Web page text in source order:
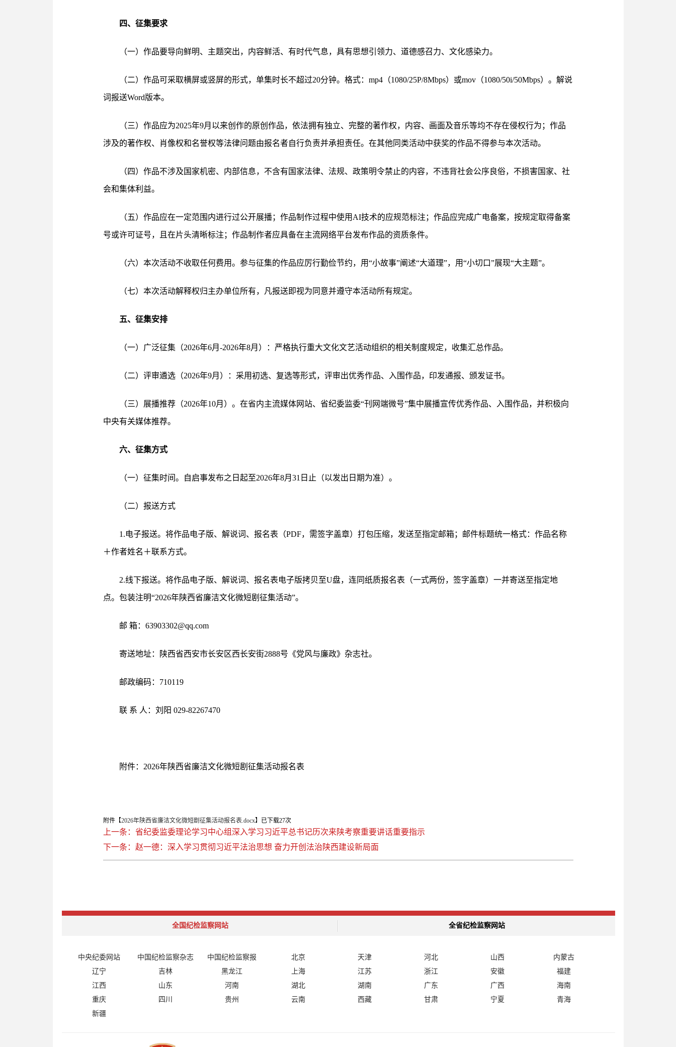
四、征集要求
（一）作品要导向鲜明、主题突出，内容鲜活、有时代气息，具有思想引领力、道德感召力、文化感染力。
（二）作品可采取横屏或竖屏的形式，单集时长不超过20分钟。格式：mp4（1080/25P/8Mbps）或mov（1080/50i/50Mbps）。解说
词报送Word版本。
（三）作品应为2025年9月以来创作的原创作品，依法拥有独立、完整的著作权，内容、画面及音乐等均不存在侵权行为；作品
涉及的著作权、肖像权和名誉权等法律问题由报名者自行负责并承担责任。在其他同类活动中获奖的作品不得参与本次活动。
（四）作品不涉及国家机密、内部信息，不含有国家法律、法规、政策明令禁止的内容，不违背社会公序良俗，不损害国家、社
会和集体利益。
（五）作品应在一定范围内进行过公开展播；作品制作过程中使用AI技术的应规范标注；作品应完成广电备案，按规定取得备案
号或许可证号，且在片头清晰标注；作品制作者应具备在主流网络平台发布作品的资质条件。
（六）本次活动不收取任何费用。参与征集的作品应厉行勤俭节约，用“小故事”阐述“大道理”，用“小切口”展现“大主题”。
（七）本次活动解释权归主办单位所有，凡报送即视为同意并遵守本活动所有规定。
五、征集安排
（一）广泛征集（2026年6月-2026年8月）：严格执行重大文化文艺活动组织的相关制度规定，收集汇总作品。
（二）评审遴选（2026年9月）：采用初选、复选等形式，评审出优秀作品、入围作品，印发通报、颁发证书。
（三）展播推荐（2026年10月）。在省内主流媒体网站、省纪委监委“刊网端微号”集中展播宣传优秀作品、入围作品，并积极向
中央有关媒体推荐。
六、征集方式
（一）征集时间。自启事发布之日起至2026年8月31日止（以发出日期为准）。
（二）报送方式
1.电子报送。将作品电子版、解说词、报名表（PDF，需签字盖章）打包压缩，发送至指定邮箱；邮件标题统一格式：作品名称
＋作者姓名＋联系方式。
2.线下报送。将作品电子版、解说词、报名表电子版拷贝至U盘，连同纸质报名表（一式两份，签字盖章）一并寄送至指定地
点。包装注明“2026年陕西省廉洁文化微短剧征集活动”。
邮 箱：63903302@qq.com
寄送地址：陕西省西安市长安区西长安街2888号《党风与廉政》杂志社。
邮政编码：710119
联 系 人：刘阳 029-82267470
附件：2026年陕西省廉洁文化微短剧征集活动报名表
附件【2026年陕西省廉洁文化微短剧征集活动报名表.docx】已下载27次
上一条：省纪委监委理论学习中心组深入学习习近平总书记历次来陕考察重要讲话重要指示
下一条：赵一德：深入学习贯彻习近平法治思想 奋力开创法治陕西建设新局面
全国纪检监察网站 全省纪检监察网站
中央纪委网站 中国纪检监察杂志 中国纪检监察报 北京 天津 河北 山西
内蒙古
辽宁
吉林 黑龙江 上海 江苏 浙江 安徽
福建
江西
山东 河南 湖北 湖南 广东 广西
海南
重庆
四川 贵州 云南 西藏 甘肃 宁夏
青海
新疆